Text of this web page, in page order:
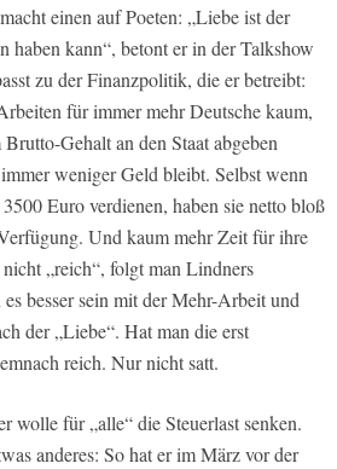
einen auf Poeten: „Liebe ist der
haben kann“, betont er in der Talkshow
zu der Finanzpolitik, die er betreibt:
für immer mehr Deutsche kaum,
Gehalt an den Staat abgeben
weniger Geld bleibt. Selbst wenn
Euro verdienen, haben sie netto bloß
Und kaum mehr Zeit für ihre
„reich“, folgt man Lindners
besser sein mit der Mehr-Arbeit und
der „Liebe“. Hat man die erst
reich. Nur nicht satt.
wolle für „alle“ die Steuerlast senken.
anderes: So hat er im März vor der